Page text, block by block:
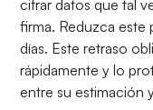
cifrar datos que tal
firma. Reduzca este
días. Este retraso
rápidamente y lo
entre su estimación